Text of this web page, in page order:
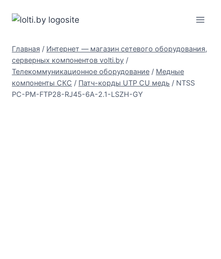
Главная / Интернет — магазин сетевого оборудования,
серверных компонентов volti.by /
Телекоммуникационное оборудование / Медные
компоненты СКС / Патч-корды UTP CU медь / NTSS
PC-PM-FTP28-RJ45-6A-2.1-LSZH-GY